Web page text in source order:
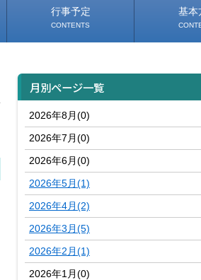
行事予定
CONTENTS
基本
月別ページ一覧
2026年8月(0)
2026年7月(0)
2026年6月(0)
2026年5月(1)
2026年4月(2)
2026年3月(5)
2026年2月(1)
2026年1月(0)